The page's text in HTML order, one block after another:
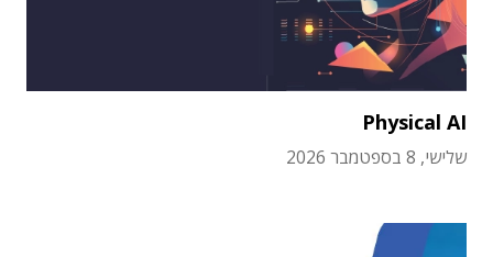
Physical AI
שלישי, 8 בספטמבר 2026